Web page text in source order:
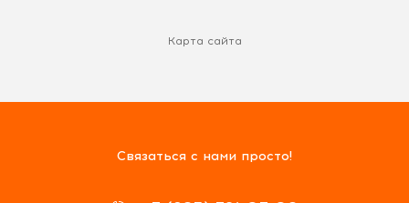
Карта сайта
Связаться с нами просто!